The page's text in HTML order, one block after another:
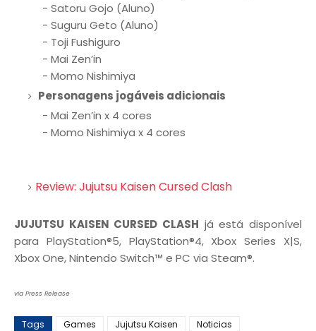
- Satoru Gojo (Aluno)
- Suguru Geto (Aluno)
- Toji Fushiguro
- Mai Zen’in
- Momo Nishimiya
Personagens jogáveis adicionais
- Mai Zen’in x 4 cores
- Momo Nishimiya x 4 cores
Review: Jujutsu Kaisen Cursed Clash
JUJUTSU KAISEN CURSED CLASH já está disponível
para PlayStation®5, PlayStation®4, Xbox Series X|S,
Xbox One, Nintendo Switch™ e PC via Steam®.
via Press Release
Tags Games Jujutsu Kaisen Noticias